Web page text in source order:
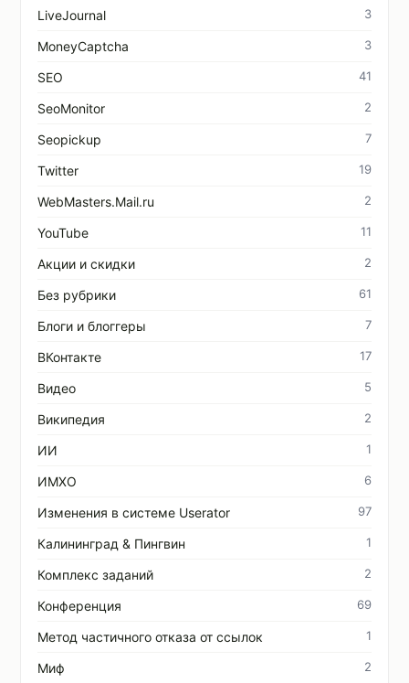
LiveJournal 3
MoneyCaptcha 3
SEO 41
SeoMonitor 2
Seopickup 7
Twitter 19
WebMasters.Mail.ru 2
YouTube 11
Акции и скидки 2
Без рубрики 61
Блоги и блоггеры 7
ВКонтакте 17
Видео 5
Википедия 2
ИИ 1
ИМХО 6
Изменения в системе Userator 97
Калининград & Пингвин 1
Комплекс заданий 2
Конференция 69
Метод частичного отказа от ссылок 1
Миф 2